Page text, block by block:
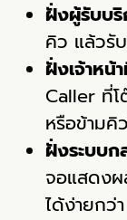
ฝั่งผู้รับบริ
คิว แล้วรั
ฝั่งเจ้าหน้
Caller ที่โ
หรือข้ามคิ
ฝั่งระบบก
จอแสดงผ
ได้ง่ายกว่า